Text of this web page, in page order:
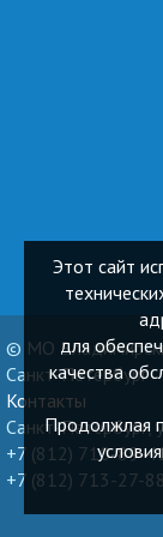
© МО
Санкт-Петербург
Контакты
Санкт-Петербург,
+7 (812) 710-89-
+7 (812) 713-27-
Этот сайт
для
качества
Продолжлая